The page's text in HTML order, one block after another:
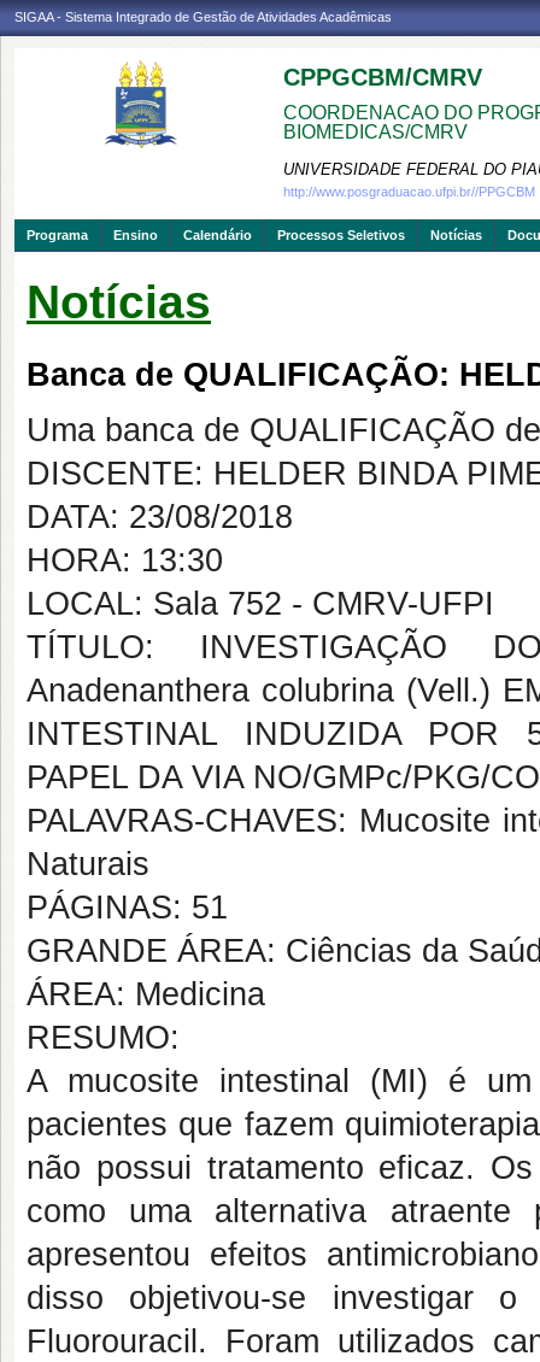
SIGAA - Sistema Integrado de Gestão de Atividades Acadêmicas
CPPGCBM/CMRV
COORDENACAO DO
BIOMEDICAS/CMRV
UNIVERSIDADE FEDERAL DO
http://www.posgraduacao.ufpi.br//PPGCBM
Programa Ensino Calendário Processos Seletivos Notícias
Notícias
Banca de QUALIFICAÇÃO:
Uma banca de QUALIFICAÇÃO
DISCENTE: HELDER BINDA
DATA: 23/08/2018
HORA: 13:30
LOCAL: Sala 752 - CMRV-UFPI
TÍTULO: INVESTIGAÇÃO
Anadenanthera colubrina (Vell.)
INTESTINAL INDUZIDA POR
PAPEL DA VIA NO/GMPc/PKG/
PALAVRAS-CHAVES: Mucosite
Naturais
PÁGINAS: 51
GRANDE ÁREA: Ciências da
ÁREA: Medicina
RESUMO:
A mucosite intestinal (MI) é
pacientes que fazem
não possui tratamento eficaz.
como uma alternativa
apresentou efeitos
disso objetivou-se investigar
Fluorouracil. Foram utilizados